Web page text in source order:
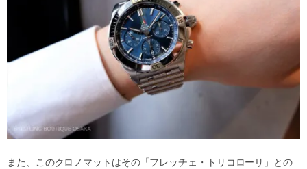
また、このクロノマットはその「フレッチェ・トリコローリ」との